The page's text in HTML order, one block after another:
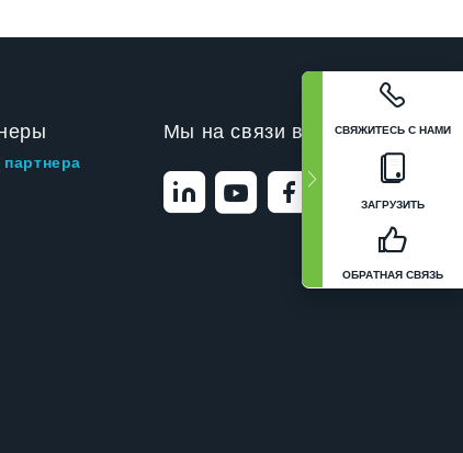
СВЯЖИТЕСЬ С НАМИ
ЗАГРУЗИТЬ
ОБРАТНАЯ СВЯЗЬ
Мы на связи в